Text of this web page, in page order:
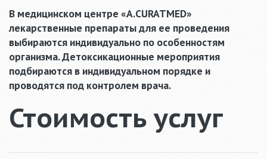
В медицинском центре «A.CURATMED»
лекарственные препараты для ее проведения
выбираются индивидуально по особенностям
организма. Детоксикационные мероприятия
подбираются в индивидуальном порядке и
проводятся под контролем врача.
Стоимость услуг